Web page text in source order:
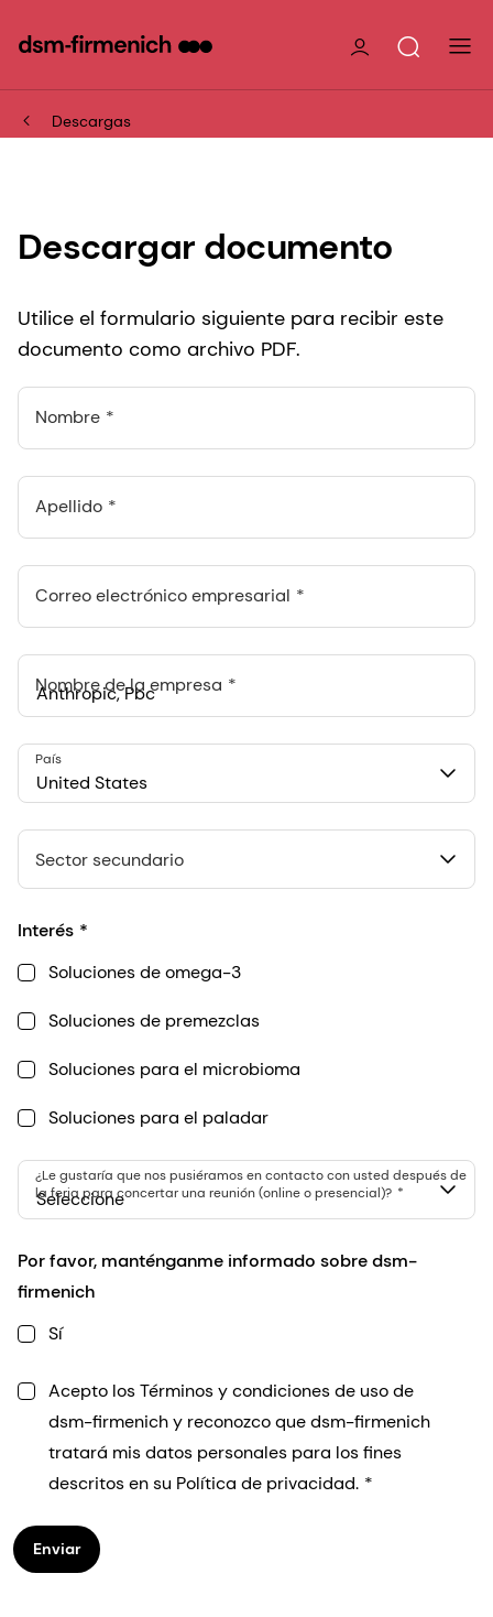
Descargas
Descargar documento
Utilice el formulario siguiente para recibir este
documento como archivo PDF.
Nombre
Apellido
Correo electrónico empresarial
Nombre de la empresa
548 Market St Pmb 90375, San Francisco, California, US
United States
País
Sector secundario
Interés
Soluciones de omega-3
Soluciones de premezclas
Soluciones para el microbioma
Soluciones para el paladar
Seleccione
¿Le gustaría que nos pusiéramos en contacto con usted después de
la feria para concertar una reunión (online o presencial)?
Por favor, manténganme informado sobre dsm-
firmenich
Sí
Acepto los Términos y condiciones de uso de
dsm-firmenich y reconozco que dsm-firmenich
tratará mis datos personales para los fines
descritos en su Política de privacidad.
Enviar